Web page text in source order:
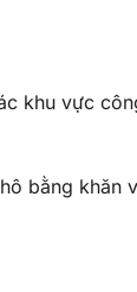
khu vực
bằng khăn